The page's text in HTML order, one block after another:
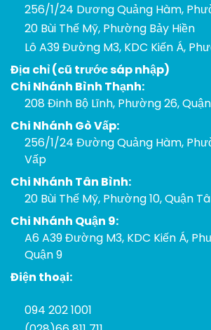
256/1/24 Dương Quảng Hàm,
20 Bùi Thế Mỹ, Phường Bảy Hiền
Lô A39 Đường M3, KDC Kiến Á,
Địa chỉ (cũ trước sáp nhập)
Chi Nhánh Bình Thạnh:
208 Đinh Bộ Lĩnh, Phường 26,
Chi Nhánh Gò Vấp:
256/1/24 Đường Quảng Hàm,
Vấp
Chi Nhánh Tân Bình:
20 Bùi Thế Mỹ, Phường 10, Quận
Chi Nhánh Quận 9:
A6 A39 Đường M3, KDC Kiến Á,
Quận 9
Điện thoại:
094 202 1001